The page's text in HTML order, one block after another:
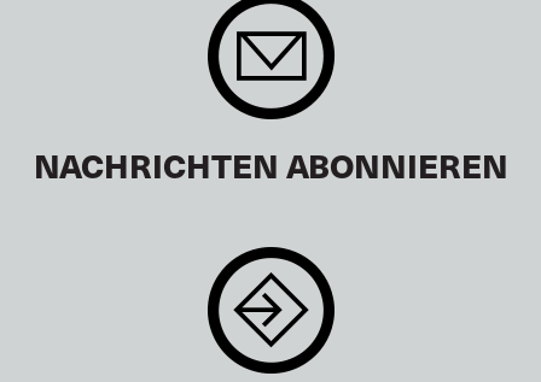
NACHRICHTEN ABONNIEREN